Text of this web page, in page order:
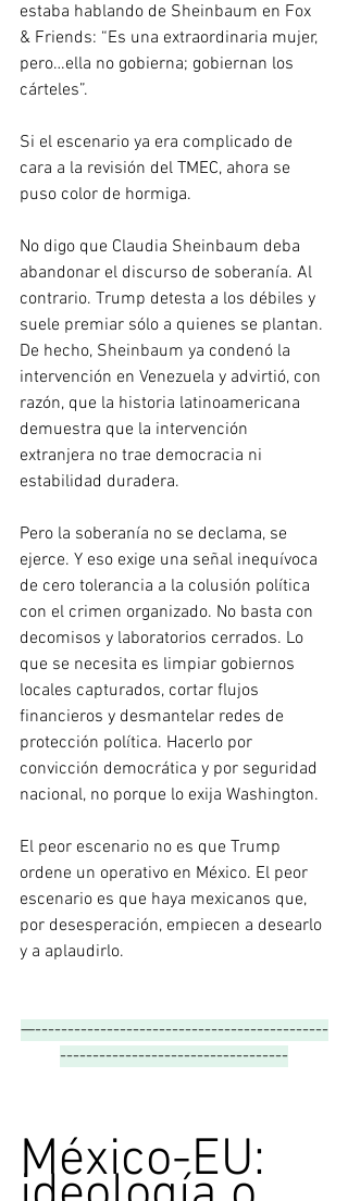
estaba hablando de Sheinbaum en Fox
& Friends: “Es una extraordinaria mujer,
pero…ella no gobierna; gobiernan los
cárteles”.
Si el escenario ya era complicado de
cara a la revisión del TMEC, ahora se
puso color de hormiga.
No digo que Claudia Sheinbaum deba
abandonar el discurso de soberanía. Al
contrario. Trump detesta a los débiles y
suele premiar sólo a quienes se plantan.
De hecho, Sheinbaum ya condenó la
intervención en Venezuela y advirtió, con
razón, que la historia latinoamericana
demuestra que la intervención
extranjera no trae democracia ni
estabilidad duradera.
Pero la soberanía no se declama, se
ejerce. Y eso exige una señal inequívoca
de cero tolerancia a la colusión política
con el crimen organizado. No basta con
decomisos y laboratorios cerrados. Lo
que se necesita es limpiar gobiernos
locales capturados, cortar flujos
financieros y desmantelar redes de
protección política. Hacerlo por
convicción democrática y por seguridad
nacional, no porque lo exija Washington.
El peor escenario no es que Trump
ordene un operativo en México. El peor
escenario es que haya mexicanos que,
por desesperación, empiecen a desearlo
y a aplaudirlo.
—---------------------------------------------
-----------------------------------
México-EU: